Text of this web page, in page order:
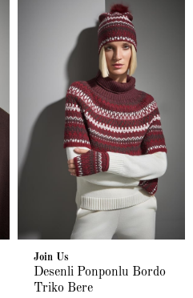
Join Us
Desenli Ponponlu Bordo
Triko Bere